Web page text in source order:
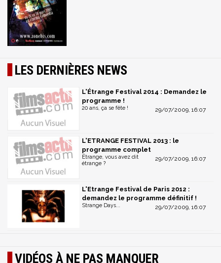
LES DERNIÈRES NEWS
L'Étrange Festival 2014 : Demandez le
programme !
29/07/2009, 16:07
20 ans, ça se fête !
L'ETRANGE FESTIVAL 2013 : le
programme complet
29/07/2009, 16:07
Étrange, vous avez dit
étrange ?
L'Etrange Festival de Paris 2012 :
demandez le programme définitif !
29/07/2009, 16:07
Strange Days...
VIDÉOS À NE PAS MANQUER